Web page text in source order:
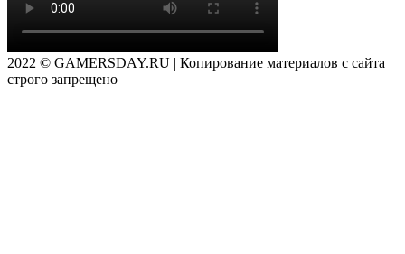
2022 © GAMERSDAY.RU | Копирование материалов с сайта
строго запрещено